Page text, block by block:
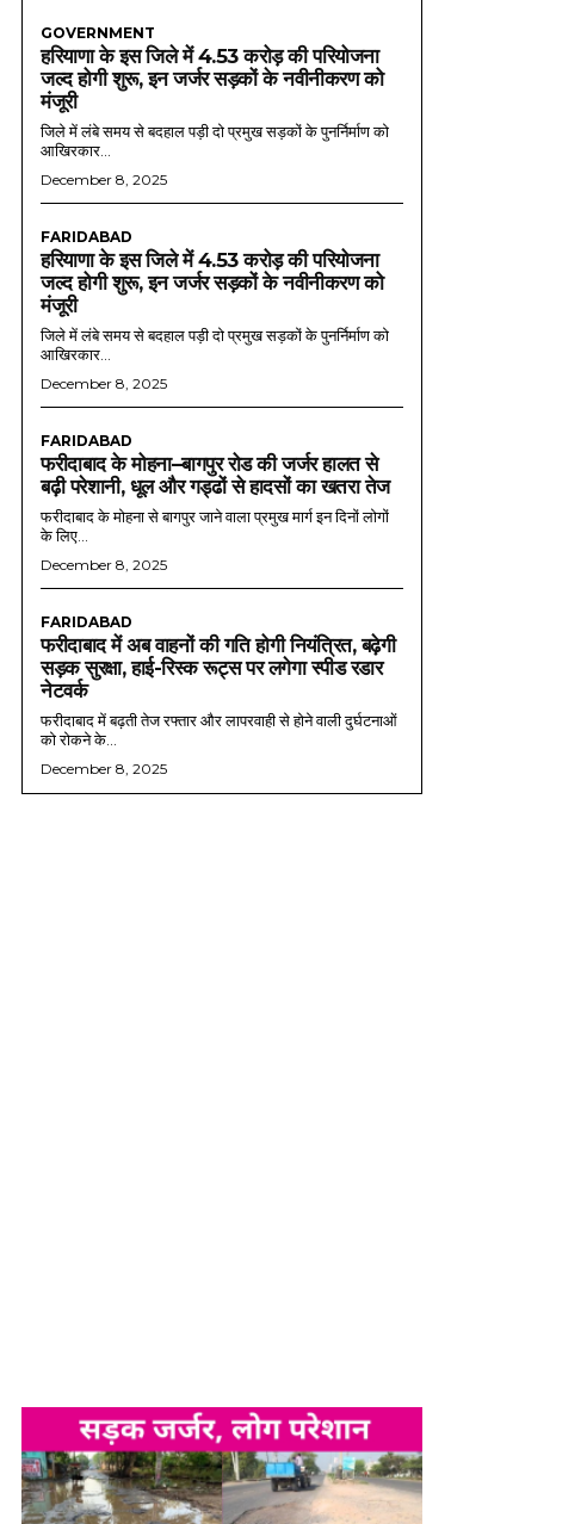
GOVERNMENT
हरियाणा के इस जिले में 4.53 करोड़ की परियोजना
जल्द होगी शुरू, इन जर्जर सड़कों के नवीनीकरण को
मंजूरी
जिले में लंबे समय से बदहाल पड़ी दो प्रमुख सड़कों के पुनर्निर्माण को
आखिरकार...
December 8, 2025
FARIDABAD
हरियाणा के इस जिले में 4.53 करोड़ की परियोजना
जल्द होगी शुरू, इन जर्जर सड़कों के नवीनीकरण को
मंजूरी
जिले में लंबे समय से बदहाल पड़ी दो प्रमुख सड़कों के पुनर्निर्माण को
आखिरकार...
December 8, 2025
FARIDABAD
फरीदाबाद के मोहना–बागपुर रोड की जर्जर हालत से
बढ़ी परेशानी, धूल और गड्ढों से हादसों का खतरा तेज
फरीदाबाद के मोहना से बागपुर जाने वाला प्रमुख मार्ग इन दिनों लोगों
के लिए...
December 8, 2025
FARIDABAD
फरीदाबाद में अब वाहनों की गति होगी नियंत्रित, बढ़ेगी
सड़क सुरक्षा, हाई-रिस्क रूट्स पर लगेगा स्पीड रडार
नेटवर्क
फरीदाबाद में बढ़ती तेज रफ्तार और लापरवाही से होने वाली दुर्घटनाओं
को रोकने के...
December 8, 2025